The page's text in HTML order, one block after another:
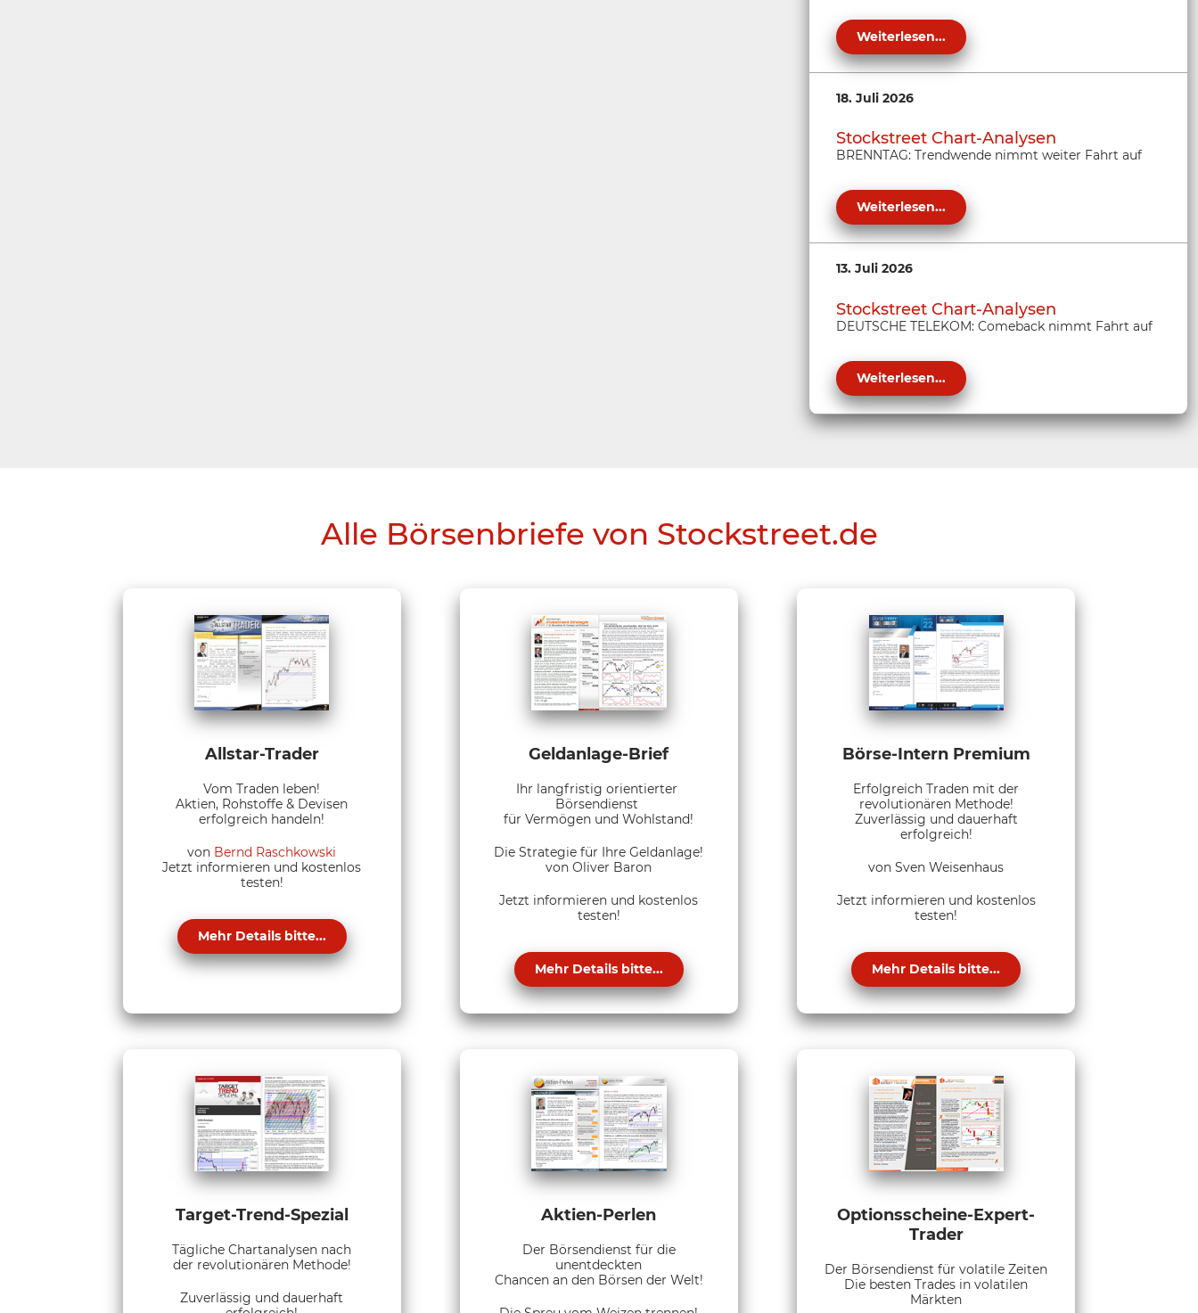
Weiterlesen...
18. Juli 2026
Stockstreet Chart-Analysen
BRENNTAG: Trendwende nimmt weiter Fahrt auf
Weiterlesen...
13. Juli 2026
Stockstreet Chart-Analysen
DEUTSCHE TELEKOM: Comeback nimmt Fahrt auf
Weiterlesen...
Alle Börsenbriefe von Stockstreet.de
Allstar-Trader
Vom Traden leben!
Aktien, Rohstoffe & Devisen
erfolgreich handeln!
von Bernd Raschkowski
Jetzt informieren und kostenlos
testen!
Mehr Details bitte...
Geldanlage-Brief
Ihr langfristig orientierter
Börsendienst
für Vermögen und Wohlstand!
Die Strategie für Ihre Geldanlage!
von Oliver Baron
Jetzt informieren und kostenlos
testen!
Mehr Details bitte...
Börse-Intern Premium
Erfolgreich Traden mit der
revolutionären Methode!
Zuverlässig und dauerhaft
erfolgreich!
von Sven Weisenhaus
Jetzt informieren und kostenlos
testen!
Mehr Details bitte...
Target-Trend-Spezial
Tägliche Chartanalysen nach
der revolutionären Methode!
Zuverlässig und dauerhaft
Aktien-Perlen
Der Börsendienst für die
unentdeckten
Chancen an den Börsen der Welt!
Optionsscheine-Expert-
Trader
Der Börsendienst für volatile Zeiten
Die besten Trades in volatilen
Märkten